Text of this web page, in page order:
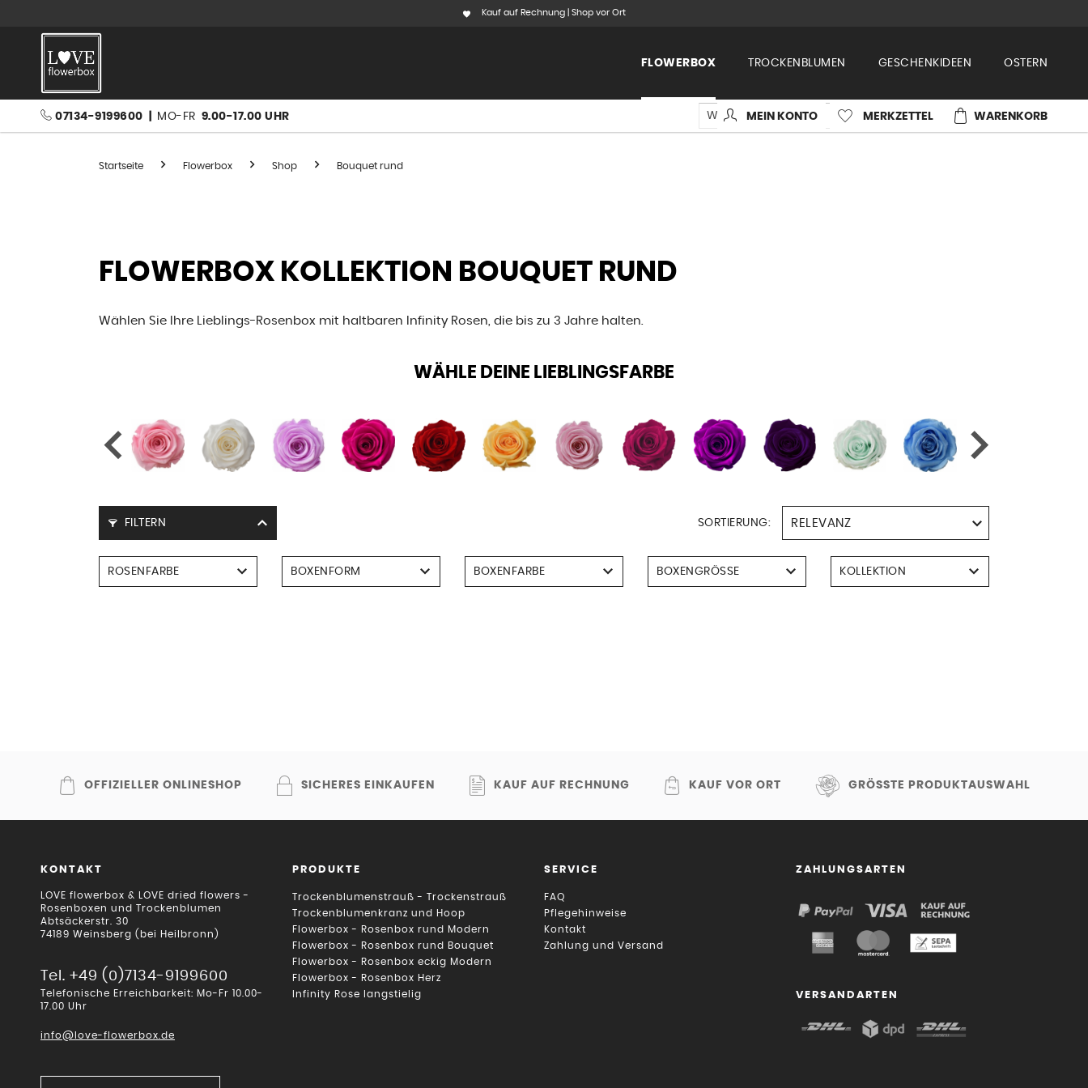
Kauf auf Rechnung | Shop vor Ort
FLOWERBOX TROCKENBLUMEN GESCHENKIDEEN OSTERN
07134-9199600 MO-FR 9.00-17.00 UHR MERKZETTEL
MEIN KONTO WARENKORB
Startseite Flowerbox Shop Bouquet rund
FLOWERBOX KOLLEKTION BOUQUET RUND
Wählen Sie Ihre Lieblings-Rosenbox mit haltbaren Infinity Rosen, die bis zu 3 Jahre halten.
WÄHLE DEINE LIEBLINGSFARBE
FILTERN SORTIERUNG:
ROSENFARBE BOXENFORM BOXENFARBE BOXENGRÖSSE KOLLEKTION
OFFIZIELLER ONLINESHOP SICHERES EINKAUFEN KAUF AUF RECHNUNG KAUF VOR ORT GRÖSSTE PRODUKTAUSWAHL
KONTAKT
LOVE flowerbox & LOVE dried flowers -
Rosenboxen und Trockenblumen
Abtsäckerstr. 30
74189 Weinsberg (bei Heilbronn)
Tel. +49 (0)7134-9199600
Telefonische Erreichbarkeit: Mo-Fr 10.00-
17.00 Uhr
info@love-flowerbox.de
PRODUKTE
Trockenblumenstrauß - Trockenstrauß
Trockenblumenkranz und Hoop
Flowerbox - Rosenbox rund Modern
Flowerbox - Rosenbox rund Bouquet
Flowerbox - Rosenbox eckig Modern
Flowerbox - Rosenbox Herz
Infinity Rose langstielig
SERVICE
FAQ
Pflegehinweise
Kontakt
Zahlung und Versand
ZAHLUNGSARTEN
VERSANDARTEN